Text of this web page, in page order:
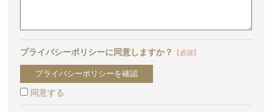
プライバシーポリシーに同意しますか？ 【必須】
プライバシーポリシーを確認
同意する